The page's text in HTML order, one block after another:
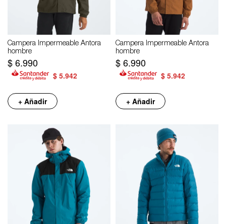
Campera Impermeable Antora
hombre
$6.990
$ 5.942
+ Añadir
Campera Impermeable Antora
hombre
$6.990
$ 5.942
+ Añadir